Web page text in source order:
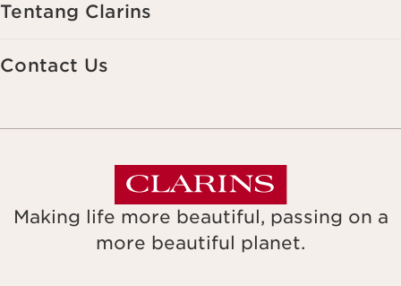
Tentang Clarins
Contact Us
Making life more beautiful, passing on a
more beautiful planet.